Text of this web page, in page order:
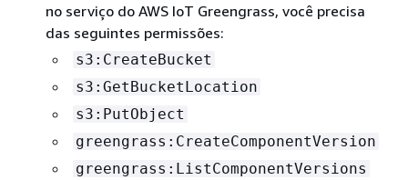
no serviço do AWS IoT Greengrass, você precisa
das seguintes permissões:
s3:CreateBucket
s3:GetBucketLocation
s3:PutObject
greengrass:CreateComponentVersion
greengrass:ListComponentVersions